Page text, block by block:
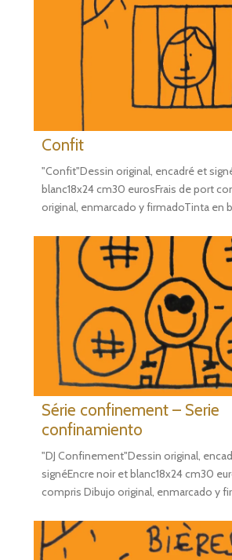
Confit
"Confit"Dessin original, encadré et
blanc18x24 cm30 eurosFrais de port
original, enmarcado y firmadoTinta en
Série confinement – Serie
confinamiento
"DJ Confinement"Dessin original,
signéEncre noir et blanc18x24 cm30
compris Dibujo original, enmarcado y